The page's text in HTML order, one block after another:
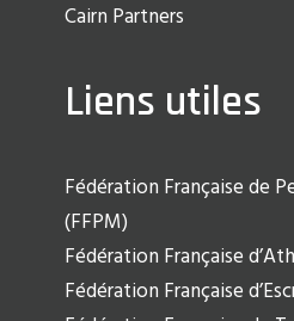
Cairn Partners
Liens utiles
Fédération Française de
(FFPM)
Fédération Française
Fédération Française